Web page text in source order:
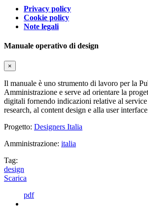
Privacy policy
Cookie policy
Note legali
Manuale operativo di design
×
Il manuale è uno strumento di lavoro per la
Amministrazione e serve ad orientare la
digitali fornendo indicazioni relative al service
research, al content design e alla user
Progetto: Designers Italia
Amministrazione: italia
Tag:
design
Scarica
pdf